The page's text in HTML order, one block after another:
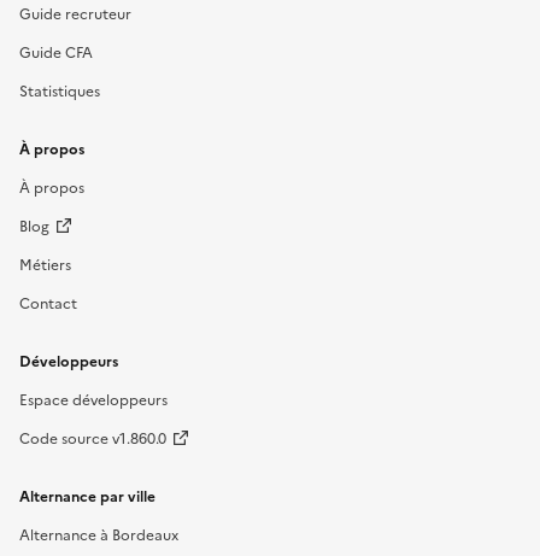
Guide recruteur
Guide CFA
Statistiques
À propos
À propos
Blog
Métiers
Contact
Développeurs
Espace développeurs
Code source v1.860.0
Alternance par ville
Alternance à Bordeaux